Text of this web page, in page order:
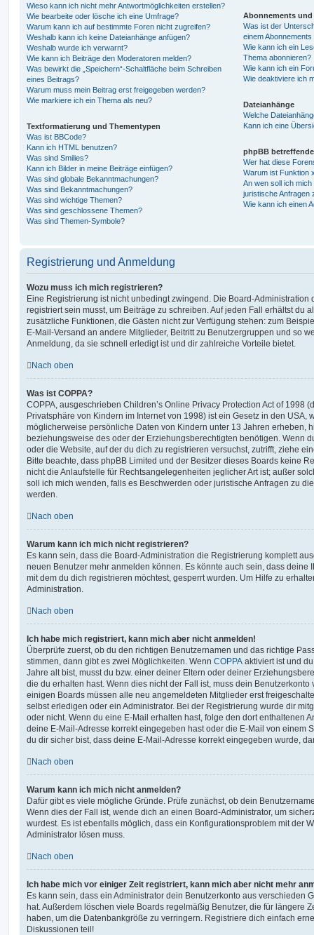
Wieso kann ich nicht mehr Antwortmöglichkeiten erstellen?
Wie bearbeite oder lösche ich eine Umfrage?
Warum kann ich auf bestimmte Foren nicht zugreifen?
Weshalb kann ich keine Dateianhänge anfügen?
Weshalb wurde ich verwarnt?
Wie kann ich Beiträge den Moderatoren melden?
Was bewirkt die „Speichern“-Schaltfläche beim Schreiben
eines Beitrags?
Warum muss mein Beitrag erst freigegeben werden?
Wie markiere ich ein Thema als neu?
Textformatierung und Thementypen
Was ist BBCode?
Kann ich HTML benutzen?
Was sind Smilies?
Kann ich Bilder in meine Beiträge einfügen?
Was sind globale Bekanntmachungen?
Was sind Bekanntmachungen?
Was sind wichtige Themen?
Was sind geschlossene Themen?
Was sind Themen-Symbole?
Abonnements und
Was ist der
einem
Wie kann ich ein
Thema abonnieren?
Wie kann ich ein
Wie deaktiviere ich
Dateianhänge
Welche
Kann ich eine
phpBB
Wer hat diese
Warum ist Funktion
An wen soll ich
juristische Anfragen
Wie kann ich einen
Registrierung und Anmeldung
Wozu muss ich mich registrieren?
Eine Registrierung ist nicht unbedingt zwingend. Die Board-Administration
registriert sein musst, um Beiträge zu schreiben. Auf jeden Fall erhältst du
zusätzliche Funktionen, die Gästen nicht zur Verfügung stehen: zum
E-Mail-Versand an andere Mitglieder, Beitritt zu Benutzergruppen und so
Anmeldung, da sie schnell erledigt ist und dir zahlreiche Vorteile bietet.
Nach oben
Was ist COPPA?
COPPA, ausgeschrieben Children’s Online Privacy Protection Act of 1998
Privatsphäre von Kindern im Internet von 1998) ist ein Gesetz in den USA,
möglicherweise persönliche Daten von Kindern unter 13 Jahren erheben,
beziehungsweise des oder der Erziehungsberechtigten benötigen. Wenn
oder die Website, auf der du dich zu registrieren versuchst, zutrifft, ziehe
Bitte beachte, dass phpBB Limited und der Besitzer dieses Boards keine
nicht die Anlaufstelle für Rechtsangelegenheiten jeglicher Art ist; außer
soll ich mich wenden, falls es Beschwerden oder juristische Anfragen zu
werden.
Nach oben
Warum kann ich mich nicht registrieren?
Es kann sein, dass die Board-Administration die Registrierung komplett
neuen Benutzer mehr anmelden können. Es könnte auch sein, dass deine
mit dem du dich registrieren möchtest, gesperrt wurden. Um Hilfe zu
Administration.
Nach oben
Ich habe mich registriert, kann mich aber nicht anmelden!
Überprüfe zuerst, ob du den richtigen Benutzernamen und das richtige
stimmen, dann gibt es zwei Möglichkeiten. Wenn COPPA aktiviert ist und
Jahre alt bist, musst du bzw. einer deiner Eltern oder deiner
die du erhalten hast. Wenn dies nicht der Fall ist, muss dein
einigen Boards müssen alle neu angemeldeten Mitglieder erst
selbst erledigen oder ein Administrator. Bei der Registrierung wurde dir
oder nicht. Wenn du eine E-Mail erhalten hast, folge den dort enthaltenen
deine E-Mail-Adresse korrekt eingegeben hast oder die E-Mail von einem
du dir sicher bist, dass deine E-Mail-Adresse korrekt eingegeben wurde,
Nach oben
Warum kann ich mich nicht anmelden?
Dafür gibt es viele mögliche Gründe. Prüfe zunächst, ob dein
Wenn dies der Fall ist, wende dich an einen Board-Administrator, um
wurdest. Es ist ebenfalls möglich, dass ein Konfigurationsproblem mit der
Administrator lösen muss.
Nach oben
Ich habe mich vor einiger Zeit registriert, kann mich aber nicht mehr
Es kann sein, dass ein Administrator dein Benutzerkonto aus verschieden
hat. Außerdem löschen viele Boards regelmäßig Benutzer, die für längere
haben, um die Datenbankgröße zu verringern. Registriere dich einfach
Diskussionen teil!